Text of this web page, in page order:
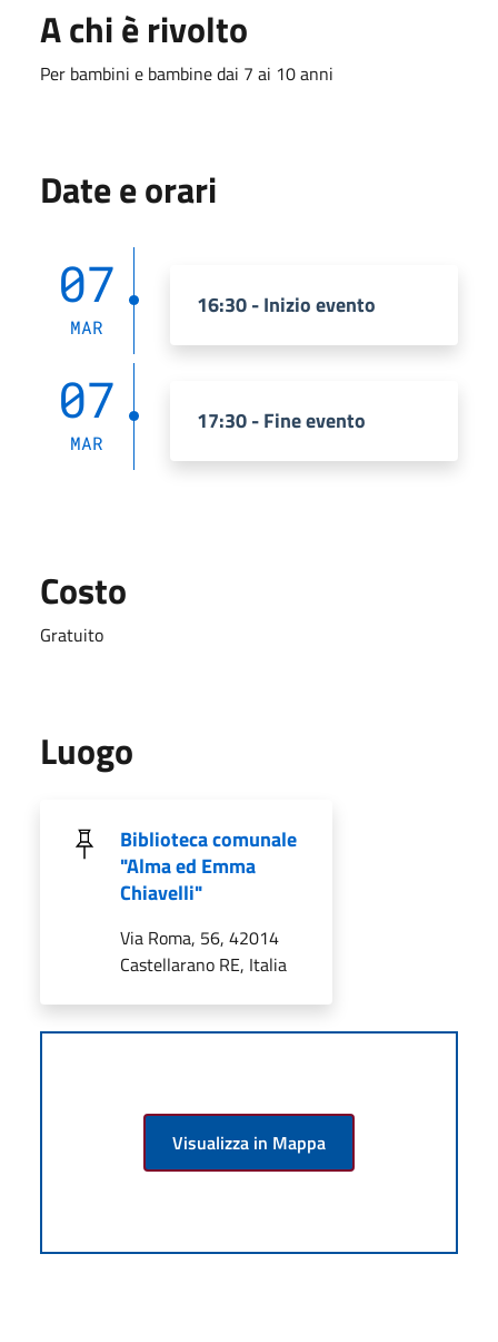
A chi è rivolto
Per bambini e bambine dai 7 ai 10 anni
Date e orari
07
MAR
16:30 - Inizio evento
07
MAR
17:30 - Fine evento
Costo
Gratuito
Luogo
Biblioteca comunale
"Alma ed Emma
Chiavelli"
Via Roma, 56, 42014
Castellarano RE, Italia
Visualizza in Mappa